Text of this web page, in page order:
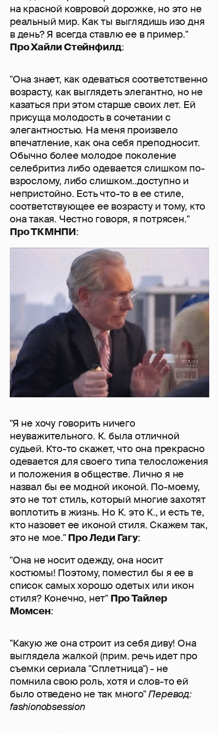
на красной ковровой дорожке, но это не
реальный мир. Как ты выглядишь изо дня
в день? Я всегда ставлю ее в пример."
Про Хайли Стейнфилд:
"Она знает, как одеваться соответственно
возрасту, как выглядеть элегантно, но не
казаться при этом старше своих лет. Ей
присуща молодость в сочетании с
элегантностью. На меня произвело
впечатление, как она себя преподносит.
Обычно более молодое поколение
селебритиз либо одевается слишком по-
взрослому, либо слишком..доступно и
непристойно. Есть что-то в ее стиле,
соответствующее ее возрасту и тому, кто
она такая. Честно говоря, я потрясен."
Про ТКМНПИ:
"Я не хочу говорить ничего
неуважительного. К. была отличной
судьей. Кто-то скажет, что она прекрасно
одевается для своего типа телосложения
и положения в обществе. Лично я не
назвал бы ее модной иконой. По-моему,
это не тот стиль, который многие захотят
воплотить в жизнь. Но К. это К., и есть те,
кто назовет ее иконой стиля. Скажем так,
это не мое."Про Леди Гагу:
"Она не носит одежду, она носит
костюмы! Поэтому, поместил бы я ее в
список самых хорошо одетых или икон
стиля? Конечно, нет" Про Тайлер
Момсен:
"Какую же она строит из себя диву! Она
выглядела жалкой (прим. речь идет про
съемки сериала "Сплетница") - не
помнила свою роль, хотя и слов-то ей
было отведено не так много"Перевод:
fashionobsession